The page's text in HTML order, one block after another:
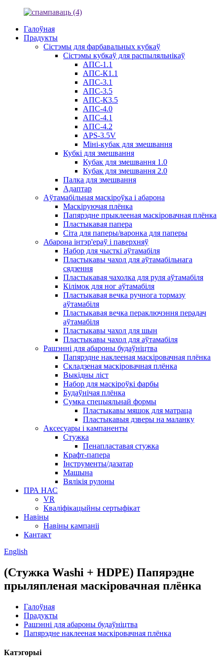
Галоўная
Прадукты
Сістэмы для фарбавальных кубкаў
Сістэмы кубкаў для распыляльнікаў
АПС-1.1
АПС-К1.1
АПС-3.1
АПС-3.5
АПС-К3.5
АПС-4.0
АПС-4.1
АПС-4.2
APS-3.5V
Міні-кубак для змешвання
Кубкі для змешвання
Кубак для змешвання 1.0
Кубак для змешвання 2.0
Палка для змешвання
Адаптар
Аўтамабільная маскіроўка і абарона
Маскіруючая плёнка
Папярэдне прыклееная маскіровачная плёнка
Пластыкавая папера
Сіта для паперы/варонка для паперы
Абарона інтэр'ераў і паверхняў
Набор для чысткі аўтамабіля
Пластыкавы чахол для аўтамабільнага
сядзення
Пластыкавая чахолка для руля аўтамабіля
Кілімок для ног аўтамабіля
Пластыкавая вечка ручнога тормазу
аўтамабіля
Пластыкавая вечка пераключэння перадач
аўтамабіля
Пластыкавы чахол для шын
Пластыкавы чахол для аўтамабіля
Рашэнні для абароны будаўніцтва
Папярэдне наклееная маскіровачная плёнка
Складзеная маскіровачная плёнка
Выкідны ліст
Набор для маскіроўкі фарбы
Будаўнічая плёнка
Сумка спецыяльнай формы
Пластыкавы мяшок для матраца
Пластыкавыя дзверы на маланку
Аксесуары і кампаненты
Стужка
Пенапластавая стужка
Крафт-папера
Інструменты/дазатар
Машына
Вялікія рулоны
ПРА НАС
VR
Кваліфікацыйны сертыфікат
Навіны
Навіны кампаніі
Кантакт
English
(Стужка Washi + HDPE) Папярэдне
прыляпленая маскіровачная плёнка
Галоўная
Прадукты
Рашэнні для абароны будаўніцтва
Папярэдне наклееная маскіровачная плёнка
Катэгорыі